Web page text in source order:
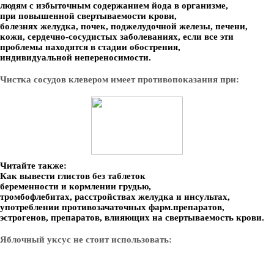
людям с избыточным содержанием йода в организме,
при повышенной свертываемости крови,
болезнях желудка, почек, поджелудочной железы, печени,
кожи, сердечно-сосудистых заболеваниях, если все эти
проблемы находятся в стадии обострения,
индивидуальной непереносимости.
Чистка сосудов клевером имеет противопоказания при:
Читайте также:
Как вывести глистов без таблеток
беременности и кормлении грудью,
тромбофлебитах, расстройствах желудка и инсультах,
употреблении противозачаточных фарм.препаратов,
эстрогенов, препаратов, влияющих на свертываемость крови.
Яблочный уксус не стоит использовать: